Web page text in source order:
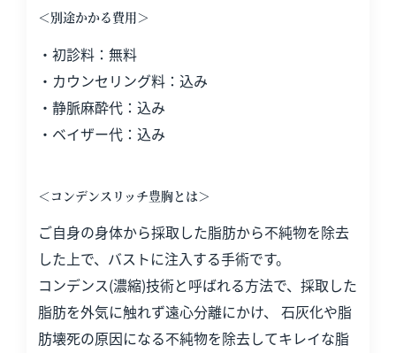
＜別途かかる費用＞
・初診料：無料
・カウンセリング料：込み
・静脈麻酔代：込み
・ベイザー代：込み
＜コンデンスリッチ豊胸とは＞
ご自身の身体から採取した脂肪から不純物を除去
した上で、バストに注入する手術です。
コンデンス(濃縮)技術と呼ばれる方法で、採取した
脂肪を外気に触れず遠心分離にかけ、 石灰化や脂
肪壊死の原因になる不純物を除去してキレイな脂